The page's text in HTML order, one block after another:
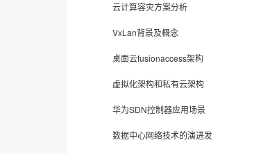
云计算容灾方案分析
VxLan背景及概念
桌面云fusionaccess架构
虚拟化架构和私有云架构
华为SDN控制器应用场景
数据中心网络技术的演进发